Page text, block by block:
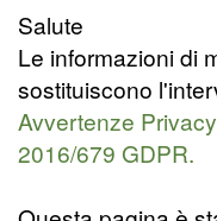
Salute
Le informazioni di
sostituiscono
Avvertenze
2016/679 GDPR.